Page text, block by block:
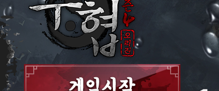
공지사항
이벤트
GM노트
GM TIP